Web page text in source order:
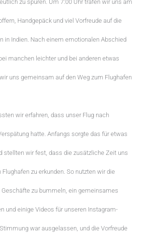
zu spüren. Um 7:00 Uhr trafen wir uns am
Handgepäck und viel Vorfreude auf die
in Indien. Nach einem emotionalen Abschied
manchen leichter und bei anderen etwas
uns gemeinsam auf den Weg zum Flughafen
wir erfahren, dass unser Flug nach
hatte. Anfangs sorgte das für etwas
stellten wir fest, dass die zusätzliche Zeit uns
zu erkunden. So nutzten wir die
zu bummeln, ein gemeinsames
und einige Videos für unseren Instagram-
war ausgelassen, und die Vorfreude